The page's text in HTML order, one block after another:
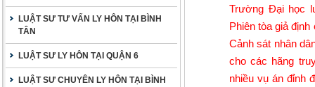
LUẬT SƯ TƯ VẤN LY HÔN TẠI BÌNH
TÂN
LUẬT SƯ LY HÔN TẠI QUẬN 6
LUẬT SƯ CHUYÊN LY HÔN TẠI BÌNH
Trường Đại học
Phiên tòa giả
Cảnh sát nhân
cho các hãng
nhiều vụ án đỉnh